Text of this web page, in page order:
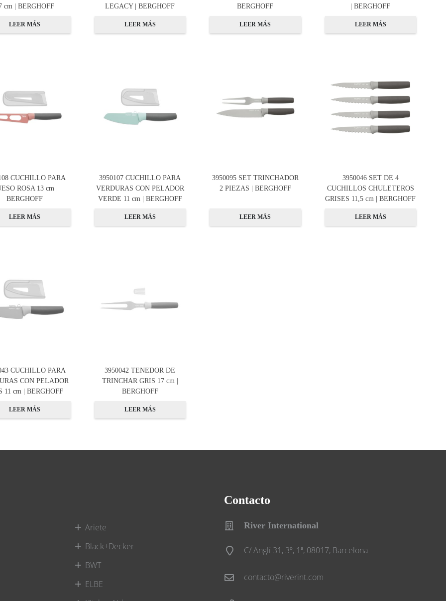
cm | BERGHOFF
LEER MÁS
LEGACY | BERGHOFF
LEER MÁS
BERGHOFF
LEER MÁS
| BERGHOFF
LEER MÁS
CUCHILLO PARA
ROSA 13 cm |
BERGHOFF
LEER MÁS
3950107 CUCHILLO PARA
VERDURAS CON PELADOR
VERDE 11 cm | BERGHOFF
LEER MÁS
3950095 SET TRINCHADOR
2 PIEZAS | BERGHOFF
LEER MÁS
3950046 SET DE 4
CUCHILLOS CHULETEROS
GRISES 11,5 cm | BERGHOFF
LEER MÁS
CUCHILLO PARA
CON PELADOR
11 cm | BERGHOFF
LEER MÁS
3950042 TENEDOR DE
TRINCHAR GRIS 17 cm |
BERGHOFF
LEER MÁS
Ariete
Black+Decker
BWT
ELBE
Contacto
River International
C/ Anglí 31, 3º, 1ª, 08017, Barcelona
contacto@riverint.com